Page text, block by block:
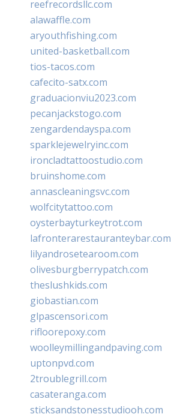
reefrecordsllc.com
alawaffle.com
aryouthfishing.com
united-basketball.com
tios-tacos.com
cafecito-satx.com
graduacionviu2023.com
pecanjackstogo.com
zengardendayspa.com
sparklejewelryinc.com
ironcladtattoostudio.com
bruinshome.com
annascleaningsvc.com
wolfcitytattoo.com
oysterbayturkeytrot.com
lafronterarestauranteybar.com
lilyandrosetearoom.com
olivesburgberrypatch.com
theslushkids.com
giobastian.com
glpascensori.com
rifloorepoxy.com
woolleymillingandpaving.com
uptonpvd.com
2troublegrill.com
casateranga.com
sticksandstonesstudiooh.com